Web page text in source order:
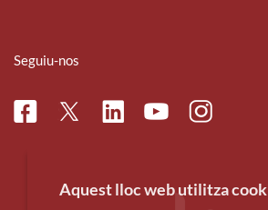
Seguiu-nos
FacebookTwitterLinkedinYoutubeInstagram
Aquest lloc web utilitza